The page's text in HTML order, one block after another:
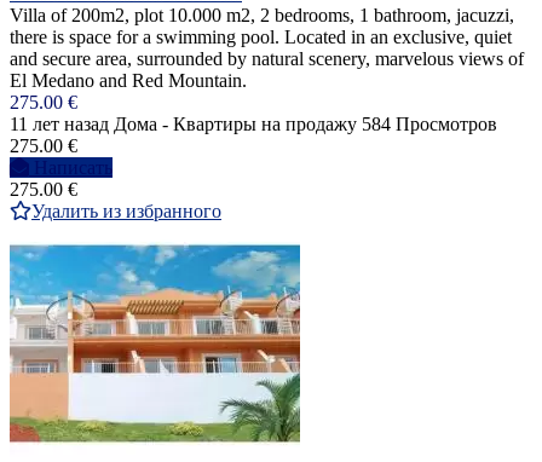
Villa of 200m2, plot 10.000 m2, 2 bedrooms, 1 bathroom, jacuzzi,
there is space for a swimming pool. Located in an exclusive, quiet
and secure area, surrounded by natural scenery, marvelous views of
El Medano and Red Mountain.
275.00 €
11 лет назад Дома - Квартиры на продажу 584 Просмотров
275.00 €
Написать
275.00 €
Удалить из избранного